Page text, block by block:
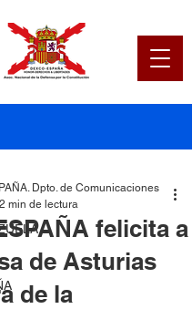
felicita a
de Asturias
de la
Dpto. de Comunicaciones
2 min de lectura